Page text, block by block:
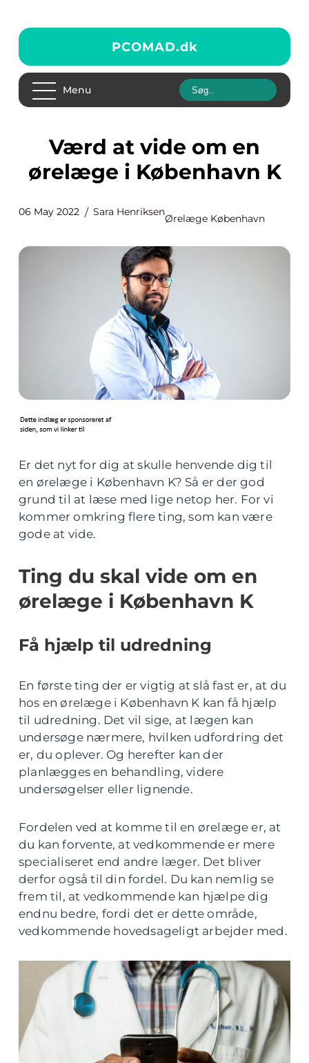
PCOMAD.dk
Menu
Værd at vide om en
ørelæge i København K
06 May 2022 Sara Henriksen
Ørelæge København
Er det nyt for dig at skulle henvende dig til
en ørelæge i København K? Så er der god
grund til at læse med lige netop her. For vi
kommer omkring flere ting, som kan være
gode at vide.
Ting du skal vide om en
ørelæge i København K
Få hjælp til udredning
En første ting der er vigtig at slå fast er, at du
hos en ørelæge i København K kan få hjælp
til udredning. Det vil sige, at lægen kan
undersøge nærmere, hvilken udfordring det
er, du oplever. Og herefter kan der
planlægges en behandling, videre
undersøgelser eller lignende.
Fordelen ved at komme til en ørelæge er, at
du kan forvente, at vedkommende er mere
specialiseret end andre læger. Det bliver
derfor også til din fordel. Du kan nemlig se
frem til, at vedkommende kan hjælpe dig
endnu bedre, fordi det er dette område,
vedkommende hovedsageligt arbejder med.